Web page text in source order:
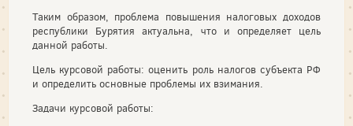
Таким образом, проблема повышения налоговых доходов
республики Бурятия актуальна, что и определяет цель
данной работы.
Цель курсовой работы: оценить роль налогов субъекта РФ
и определить основные проблемы их взимания.
Задачи курсовой работы: